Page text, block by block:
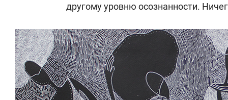
другому уровню осознанности.